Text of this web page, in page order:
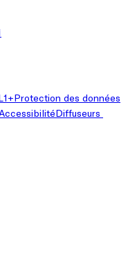
Protection des données
Diffuseurs